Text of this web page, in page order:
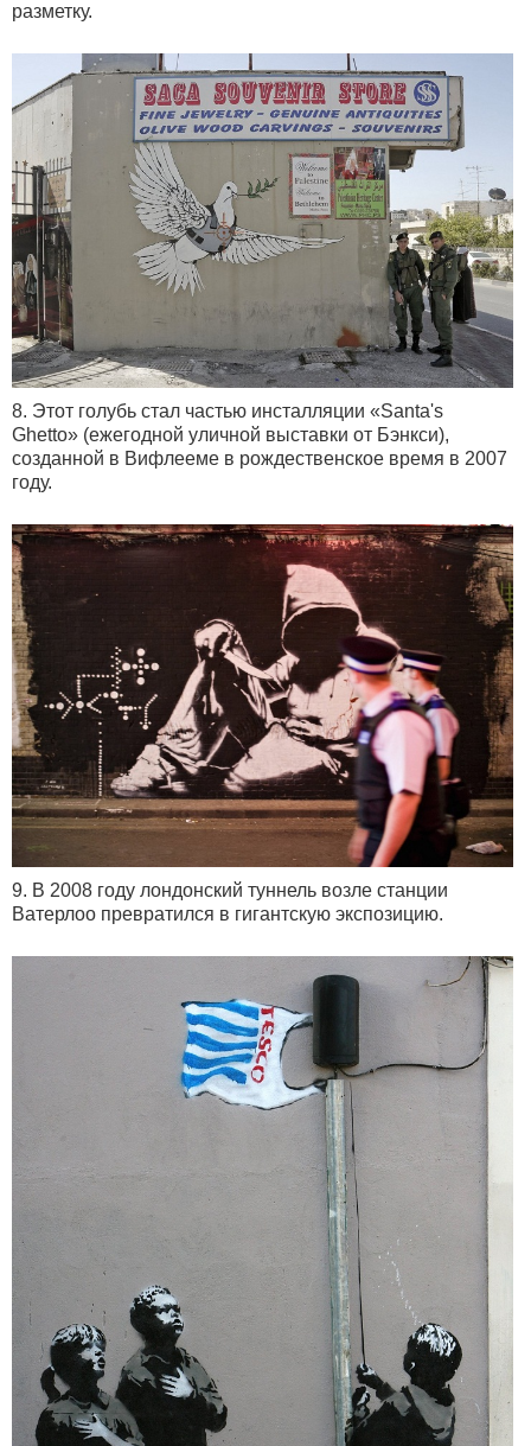
разметку.
8. Этот голубь стал частью инсталляции «Santa's
Ghetto» (ежегодной уличной выставки от Бэнкси),
созданной в Вифлееме в рождественское время в 2007
году.
9. В 2008 году лондонский туннель возле станции
Ватерлоо превратился в гигантскую экспозицию.